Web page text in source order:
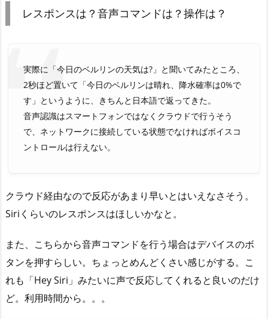
レスポンスは？音声コマンドは？操作は？
実際に「今日のベルリンの天気は?」と聞いてみたところ、
2秒ほど置いて「今日のベルリンは晴れ、降水確率は0%で
す」というように、きちんと日本語で返ってきた。
音声認識はスマートフォンではなくクラウドで行うそう
で、ネットワークに接続している状態でなければボイスコ
ントロールは行えない。
クラウド経由なので反応があまり早いとはいえなさそう。
Siriくらいのレスポンスはほしいかなと。
また、こちらから音声コマンドを行う場合はデバイスのボ
タンを押すらしい。ちょっとめんどくさい感じがする。こ
れも「Hey Siri」みたいに声で反応してくれると良いのだけ
ど。利用時間から。。。